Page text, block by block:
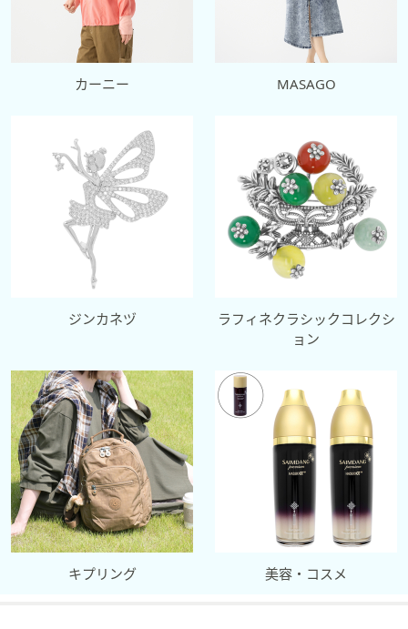
カーニー MASAGO
ジンカネヅ
ラフィネクラシックコレクシ
ョン
キプリング 美容・コスメ